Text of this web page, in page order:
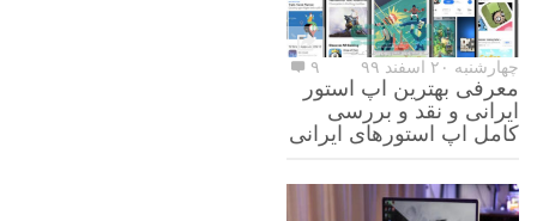
چهارشنبه ۲۰ اسفند ۹۹ ۹
معرفی بهترین اپ استور
ایرانی و نقد و بررسی
کامل اپ استورهای ایرانی